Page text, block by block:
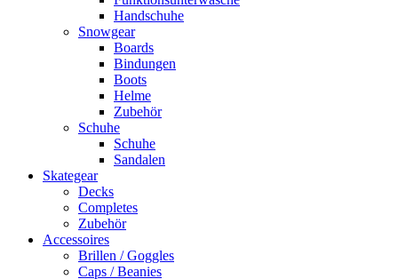
Handschuhe
Snowgear
Boards
Bindungen
Boots
Helme
Zubehör
Schuhe
Schuhe
Sandalen
Skategear
Decks
Completes
Zubehör
Accessoires
Brillen / Goggles
Caps / Beanies